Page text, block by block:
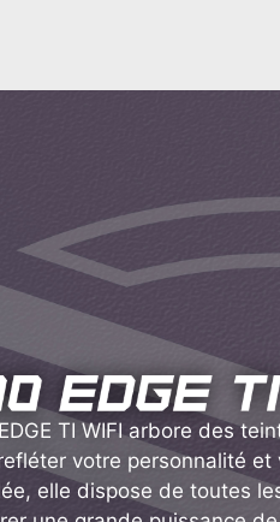
TI WIFI arbore des
votre personnalité et
elle dispose de toutes